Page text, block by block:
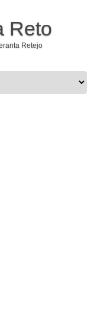
Reto
Retejo